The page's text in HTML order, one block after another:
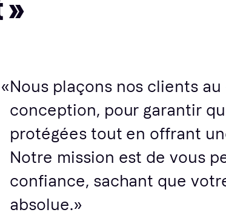
»
Nous plaçons nos clients
conception, pour garantir
protégées tout en offrant
Notre mission est de vous
confiance, sachant que
absolue.